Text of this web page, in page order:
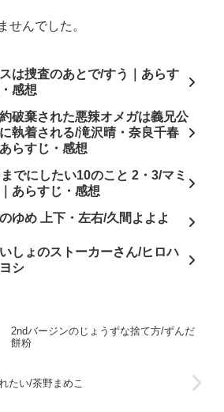
せんでした。
は捜査のあとで/すう｜あらす
感想
破棄された悪辣オメガは義兄公
執着される/滝沢晴・奈良千春
あらすじ・感想
でにしたい10のこと 2・3/マミ
あらすじ・感想
ゆめ 上下・左右/久間よよよ
しょのストーカーさん/ヒロハ
シ
2ndバージンのじょうずな捨て方/ずんだ
餅粉
たい/茶野まめこ